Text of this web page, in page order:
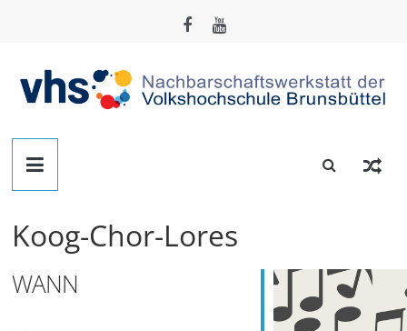
Nachbarschafts-
Werkstatt
Brunsbüttel
Der
Koog-Chor-Lores
WANN